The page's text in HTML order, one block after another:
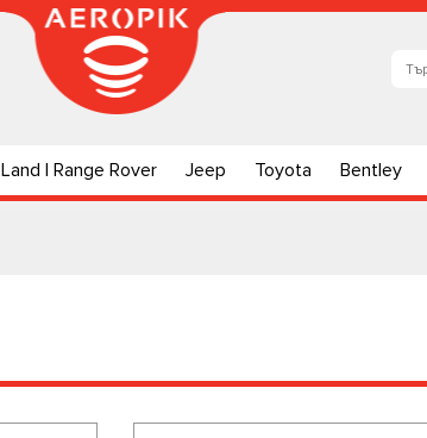
Land | Range Rover Jeep Toyota Bentley